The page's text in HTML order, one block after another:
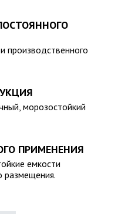
производственного
морозостойкий
ПРИМЕНЕНИЯ
емкости
размещения.